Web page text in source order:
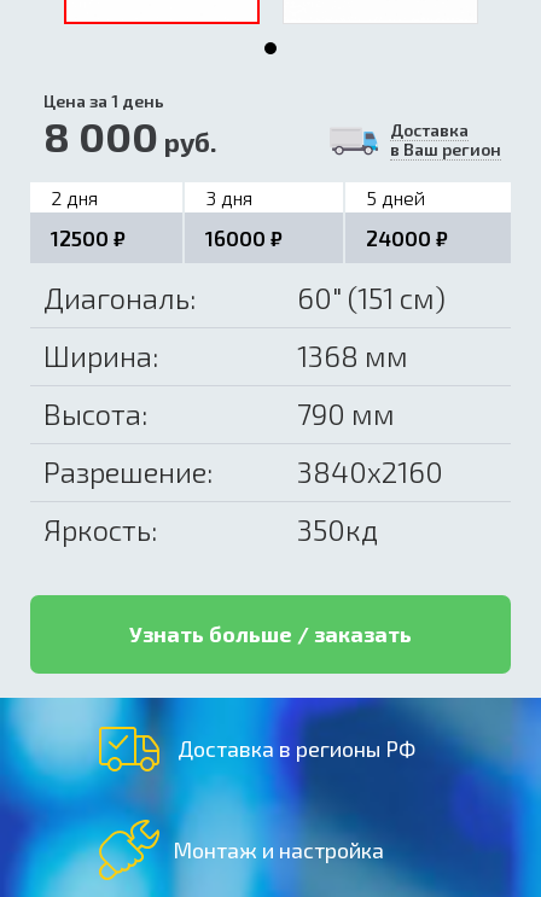
Доставка
в Ваш регион
Цена за 1 день
8 000 руб.
2 дня 3 дня 5 дней
12500 ₽ 16000 ₽ 24000 ₽
Диагональ:
60" (151 см)
Ширина:
1368 мм
Высота:
790 мм
Разрешение:
3840х2160
Яркость:
350кд
Узнать больше / заказать
Доставка в регионы РФ
Монтаж и настройка